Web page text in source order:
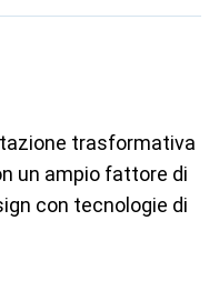
trasformativa
un ampio fattore di
con tecnologie di